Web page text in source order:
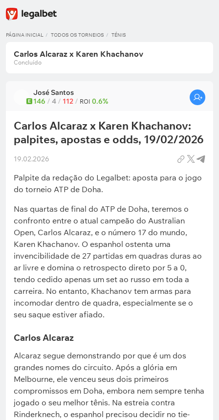
PÁGINA INICIAL TODOS OS TORNEIOS TÉNIS
Carlos Alcaraz x Karen Khachanov
Concluído
E
José Santos
146 / 4 / 112 / ROI 0.6%
Carlos Alcaraz x Karen Khachanov:
palpites, apostas e odds, 19/02/2026
19.02.2026
Palpite da redação do Legalbet: aposta para o jogo
do torneio ATP de Doha.
Nas quartas de final do ATP de Doha, teremos o
confronto entre o atual campeão do Australian
Open, Carlos Alcaraz, e o número 17 do mundo,
Karen Khachanov. O espanhol ostenta uma
invencibilidade de 27 partidas em quadras duras ao
ar livre e domina o retrospecto direto por 5 a 0,
tendo cedido apenas um set ao russo em toda a
carreira. No entanto, Khachanov tem armas para
incomodar dentro de quadra, especialmente se o
seu saque estiver afiado.
Carlos Alcaraz
Alcaraz segue demonstrando por que é um dos
grandes nomes do circuito. Após a glória em
Melbourne, ele venceu seus dois primeiros
compromissos em Doha, embora nem sempre tenha
jogado o seu melhor tênis. Na estreia contra
Rinderknech, o espanhol precisou decidir no tie-